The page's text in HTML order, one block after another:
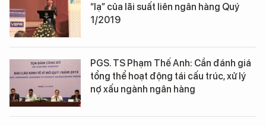
“lạ” của lãi suất liên ngân hàng Quý
1/2019
PGS. TS Phạm Thế Anh: Cần đánh giá
tổng thể hoạt động tái cấu trúc, xử lý
nợ xấu ngành ngân hàng